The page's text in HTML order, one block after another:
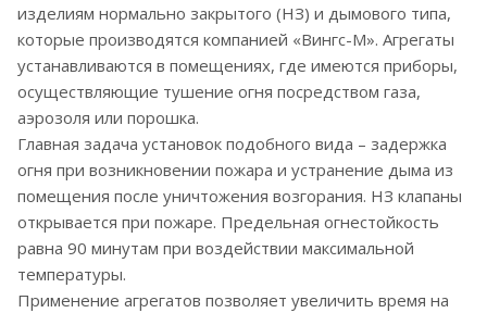
изделиям нормально закрытого (НЗ) и дымового типа,
которые производятся компанией «Вингс-М». Агрегаты
устанавливаются в помещениях, где имеются приборы,
осуществляющие тушение огня посредством газа,
аэрозоля или порошка.
Главная задача установок подобного вида – задержка
огня при возникновении пожара и устранение дыма из
помещения после уничтожения возгорания. НЗ клапаны
открывается при пожаре. Предельная огнестойкость
равна 90 минутам при воздействии максимальной
температуры.
Применение агрегатов позволяет увеличить время на